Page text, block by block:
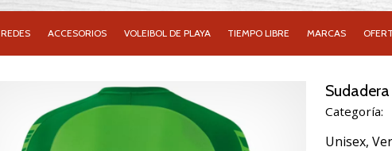
REDES ACCESORIOS VOLEIBOL DE PLAYA TIEMPO LIBRE MARCAS
Categoría:
Unisex,